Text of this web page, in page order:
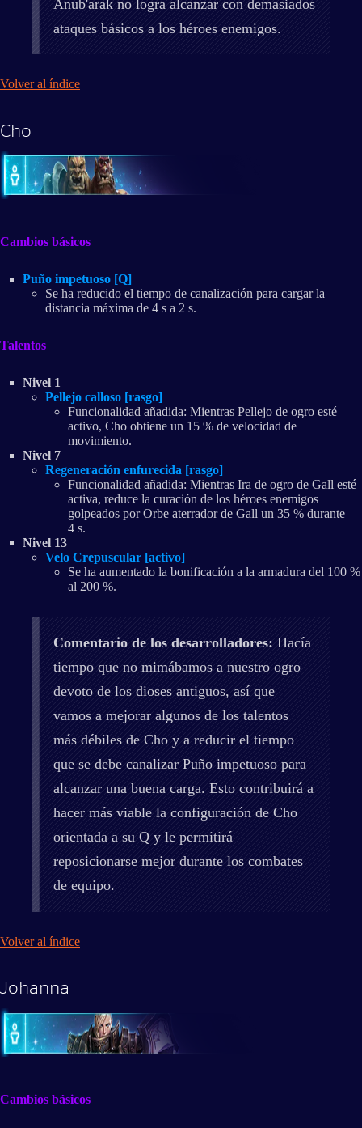
Anub'arak no logra alcanzar con demasiados
ataques básicos a los héroes enemigos.
Volver al índice
Cho
Cambios básicos
Puño impetuoso [Q]
Se ha reducido el tiempo de canalización para cargar la
distancia máxima de 4 s a 2 s.
Talentos
Nivel 1
Pellejo calloso [rasgo]
Funcionalidad añadida: Mientras Pellejo de ogro esté
activo, Cho obtiene un 15 % de velocidad de
movimiento.
Nivel 7
Regeneración enfurecida [rasgo]
Funcionalidad añadida: Mientras Ira de ogro de Gall esté
activa, reduce la curación de los héroes enemigos
golpeados por Orbe aterrador de Gall un 35 % durante
4 s.
Nivel 13
Velo Crepuscular [activo]
Se ha aumentado la bonificación a la armadura del 100 %
al 200 %.
Comentario de los desarrolladores: Hacía
tiempo que no mimábamos a nuestro ogro
devoto de los dioses antiguos, así que
vamos a mejorar algunos de los talentos
más débiles de Cho y a reducir el tiempo
que se debe canalizar Puño impetuoso para
alcanzar una buena carga. Esto contribuirá a
hacer más viable la configuración de Cho
orientada a su Q y le permitirá
reposicionarse mejor durante los combates
de equipo.
Volver al índice
Johanna
Cambios básicos